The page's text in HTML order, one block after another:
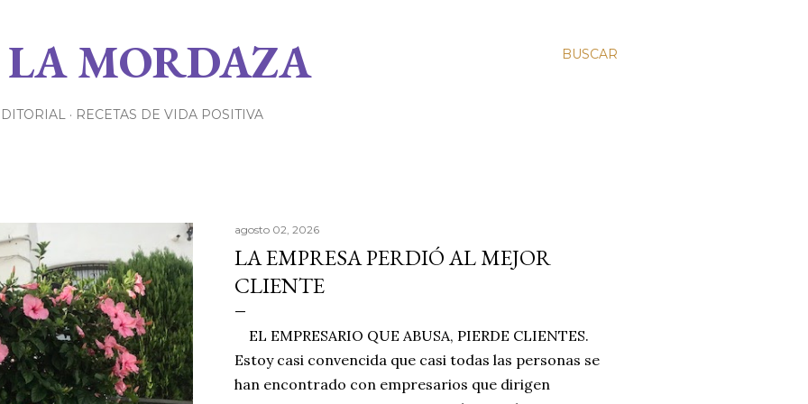
BUSCAR
MORDAZA
RECETAS DE VIDA POSITIVA
agosto 02, 2026
LA EMPRESA PERDIÓ AL MEJOR
CLIENTE
EL EMPRESARIO QUE ABUSA, PIERDE CLIENTES.
Estoy casi convencida que casi todas las personas se
han encontrado con empresarios que dirigen